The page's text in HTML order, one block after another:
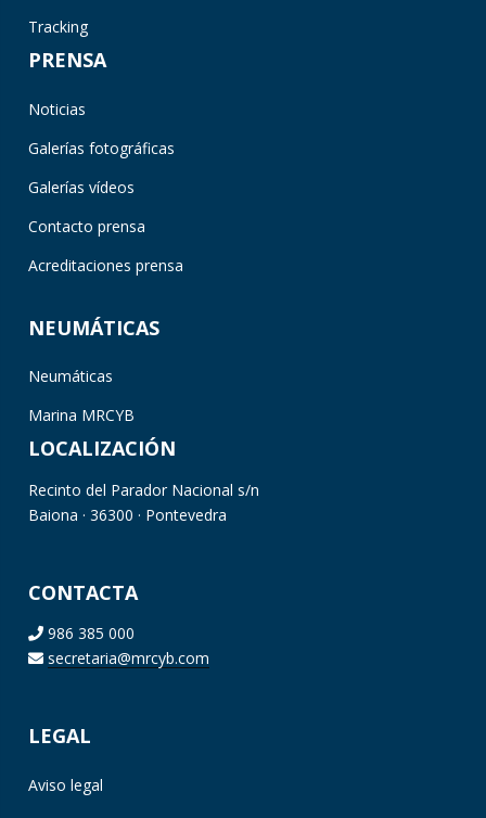
Tracking
PRENSA
Noticias
Galerías fotográficas
Galerías vídeos
Contacto prensa
Acreditaciones prensa
NEUMÁTICAS
Neumáticas
Marina MRCYB
LOCALIZACIÓN
Recinto del Parador Nacional s/n
Baiona · 36300 · Pontevedra
CONTACTA
986 385 000
secretaria@mrcyb.com
LEGAL
Aviso legal